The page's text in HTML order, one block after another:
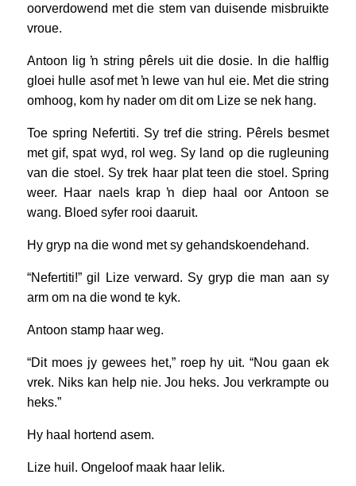
oorverdowend met die stem van duisende misbruikte
vroue.
Antoon lig ŉ string pêrels uit die dosie. In die halflig
gloei hulle asof met ŉ lewe van hul eie. Met die string
omhoog, kom hy nader om dit om Lize se nek hang.
Toe spring Nefertiti. Sy tref die string. Pêrels besmet
met gif, spat wyd, rol weg. Sy land op die rugleuning
van die stoel. Sy trek haar plat teen die stoel. Spring
weer. Haar naels krap ŉ diep haal oor Antoon se
wang. Bloed syfer rooi daaruit.
Hy gryp na die wond met sy gehandskoendehand.
“Nefertiti!” gil Lize verward. Sy gryp die man aan sy
arm om na die wond te kyk.
Antoon stamp haar weg.
“Dit moes jy gewees het,” roep hy uit. “Nou gaan ek
vrek. Niks kan help nie. Jou heks. Jou verkrampte ou
heks.”
Hy haal hortend asem.
Lize huil. Ongeloof maak haar lelik.